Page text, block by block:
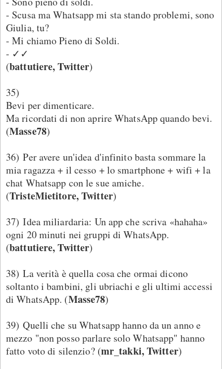
- Scusa ma Whatsapp mi sta stando problemi, sono
Giulia, tu?
- Mi chiamo Pieno di Soldi.
- ✓✓
(battutiere, Twitter)
35)
Bevi per dimenticare.
Ma ricordati di non aprire WhatsApp quando bevi.
(Masse78)
36) Per avere un'idea d'infinito basta sommare la
mia ragazza + il cesso + lo smartphone + wifi + la
chat Whatsapp con le sue amiche.
(TristeMietitore, Twitter)
37) Idea miliardaria: Un app che scriva «hahaha»
ogni 20 minuti nei gruppi di WhatsApp.
(battutiere, Twitter)
38) La verità è quella cosa che ormai dicono
soltanto i bambini, gli ubriachi e gli ultimi accessi
di WhatsApp. (Masse78)
39) Quelli che su Whatsapp hanno da un anno e
mezzo "non posso parlare solo Whatsapp" hanno
fatto voto di silenzio? (mr_takki, Twitter)